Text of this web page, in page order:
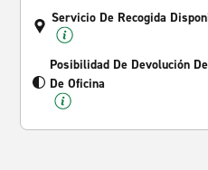
Servicio De Recogida
Posibilidad De Devolución
De Oficina